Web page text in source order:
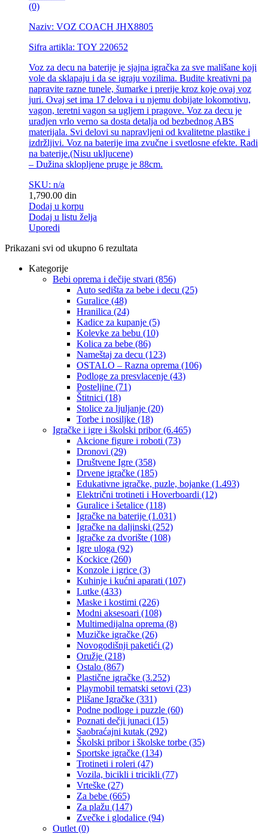
(0)
Naziv: VOZ COACH JHX8805
Sifra artikla: TOY 220652
Voz za decu na baterije je sjajna igračka za sve mališane koji
vole da sklapaju i da se igraju vozilima. Budite kreativni pa
napravite razne tunele, šumarke i prerije kroz koje ovaj voz
juri. Ovaj set ima 17 delova i u njemu dobijate lokomotivu,
vagon, teretni vagon sa ugljem i pragove. Voz za decu je
uradjen vrlo verno sa dosta detalja od bezbednog ABS
materijala. Svi delovi su napravljeni od kvalitetne plastike i
izdržljivi. Voz na baterije ima zvučne i svetlosne efekte. Radi
na baterije.(Nisu ukljucene)
– Dužina sklopljene pruge je 88cm.
SKU: n/a
1,790.00 din
Dodaj u korpu
Dodaj u listu želja
Uporedi
Prikazani svi od ukupno 6 rezultata
Kategorije
Bebi oprema i dečije stvari (856)
Auto sedišta za bebe i decu (25)
Guralice (48)
Hranilica (24)
Kadice za kupanje (5)
Kolevke za bebu (10)
Kolica za bebe (86)
Nameštaj za decu (123)
OSTALO – Razna oprema (106)
Podloge za presvlacenje (43)
Posteljine (71)
Štitnici (18)
Stolice za ljuljanje (20)
Torbe i nosiljke (18)
Igračke i igre i školski pribor(6.465)
Akcione figure i roboti (73)
Dronovi (29)
Društvene Igre (358)
Drvene igračke (185)
Edukativne igračke, puzle, bojanke (1.493)
Električni trotineti i Hoverboardi (12)
Guralice i šetalice (118)
Igračke na baterije (1.031)
Igračke na daljinski (252)
‎Igračke za dvorište (108)
Igre uloga (92)
Kockice (260)
Konzole i igrice (3)
Kuhinje i kućni aparati (107)
Lutke (433)
Maske i kostimi (226)
Modni aksesoari (108)
Multimedijalna oprema (8)
Muzičke igračke (26)
Novogodišnji paketići (2)
Oružje (218)
Ostalo (867)
Plastične igračke (3.252)
Playmobil tematski setovi (23)
Plišane Igračke (331)
Podne podloge i puzzle (60)
Poznati dečji junaci (15)
Saobraćajni kutak (292)
Školski pribor i školske torbe (35)
Sportske igračke (134)
Trotineti i roleri (47)
Vozila, bicikli i tricikli (77)
Vrteške (27)
Za bebe (665)
Za plažu (147)
Zvečke i glodalice (94)
Outlet (0)